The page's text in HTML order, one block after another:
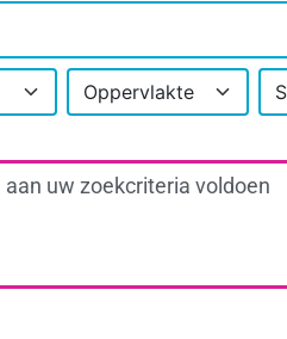
Oppervlakte
uw zoekcriteria voldoen